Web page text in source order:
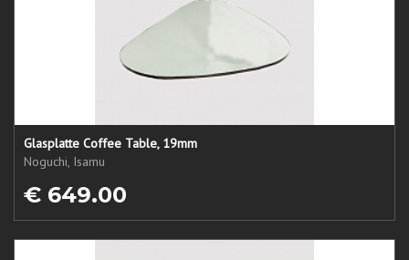
Glasplatte Coffee Table, 19mm
Noguchi, Isamu
€ 649.00